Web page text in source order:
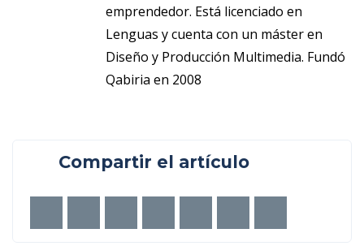
emprendedor. Está licenciado en
Lenguas y cuenta con un máster en
Diseño y Producción Multimedia. Fundó
Qabiria en 2008
Compartir el artículo